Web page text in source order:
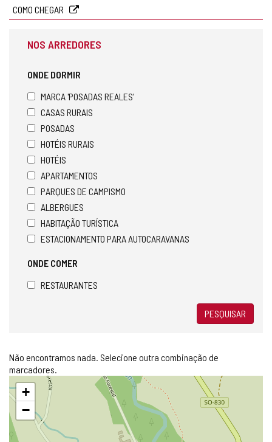
COMO CHEGAR
NOS ARREDORES
ONDE DORMIR
MARCA 'POSADAS REALES'
CASAS RURAIS
POSADAS
HOTÉIS RURAIS
HOTÉIS
APARTAMENTOS
PARQUES DE CAMPISMO
ALBERGUES
HABITAÇÃO TURÍSTICA
ESTACIONAMENTO PARA AUTOCARAVANAS
ONDE COMER
RESTAURANTES
PESQUISAR
Não encontramos nada. Selecione outra combinação de
marcadores.
Pular
mapa
+
−